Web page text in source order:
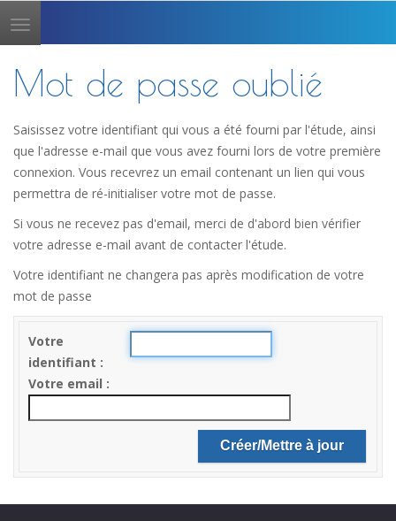
Toggle
navigation
Mot de passe oublié
Saisissez votre identifiant qui vous a été fourni par l'étude, ainsi
que l'adresse e-mail que vous avez fourni lors de votre première
connexion. Vous recevrez un email contenant un lien qui vous
permettra de ré-initialiser votre mot de passe.
Si vous ne recevez pas d'email, merci de d'abord bien vérifier
votre adresse e-mail avant de contacter l'étude.
Votre identifiant ne changera pas après modification de votre
mot de passe
Votre
identifiant
Votre email